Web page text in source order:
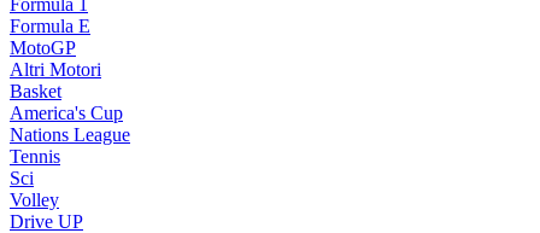
Formula E
MotoGP
Altri Motori
Basket
America's Cup
Nations League
Tennis
Sci
Volley
Drive UP